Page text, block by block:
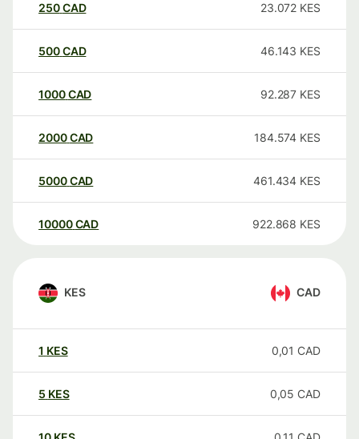
250CAD 23.072 KES
500CAD 46.143 KES
1000CAD 92.287 KES
2000CAD 184.574 KES
5000CAD 461.434 KES
10000 CAD 922.868 KES
KES CAD
1 KES 0,01 CAD
5 KES 0,05 CAD